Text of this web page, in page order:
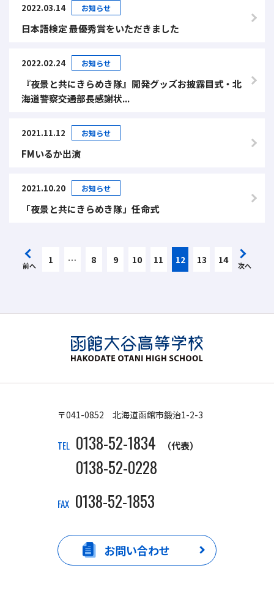
2022.03.14 お知らせ
日本語検定 最優秀賞をいただきました
2022.02.24 お知らせ
『夜景と共にきらめき隊』開発グッズお披露目式・北
海道警察交通部長感謝状...
2021.11.12 お知らせ
FMいるか出演
2021.10.20 お知らせ
「夜景と共にきらめき隊」任命式
前へ 1 … 8 9 10 11 12 13 14 次へ
〒041-0852 北海道函館市鍛治1-2-3
TEL 0138-52-1834 （代表）
0138-52-0228
FAX 0138-52-1853
お問い合わせ